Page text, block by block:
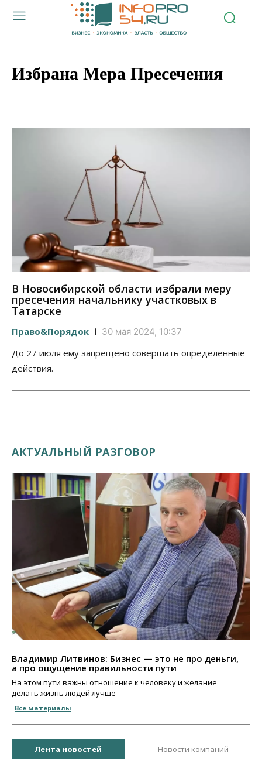
Избрана Мера Пресечения
В Новосибирской области избрали меру
пресечения начальнику участковых в
Татарске
Право&Порядок 30 мая 2024, 10:37
До 27 июля ему запрещено совершать определенные
действия.
АКТУАЛЬНЫЙ РАЗГОВОР
Владимир Литвинов: Бизнес — это не про деньги,
а про ощущение правильности пути
На этом пути важны отношение к человеку и желание
делать жизнь людей лучше
Все материалы
Лента новостей Новости компаний